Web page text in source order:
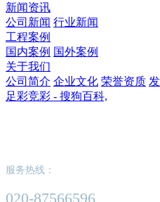
新闻资讯
公司新闻 行业新闻
工程案例
国内案例 国外案例
关于我们
公司简介 企业文化 荣誉资质
足彩竞彩 - 搜狗百科,
服务热线：
020-87566596